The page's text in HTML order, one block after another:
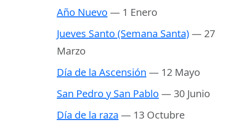
Año Nuevo — 1 Enero
Jueves Santo (Semana Santa)— 27
Marzo
Día de la Ascensión — 12 Mayo
San Pedro y San Pablo — 30 Junio
Día de la raza — 13 Octubre